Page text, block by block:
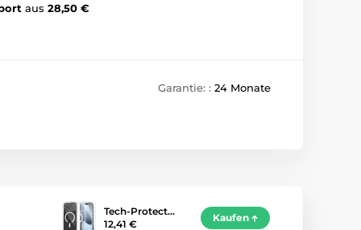
aus 28,50 €
Garantie: : 24 Monate
Tech-Protect…
12,41 €
Kaufen